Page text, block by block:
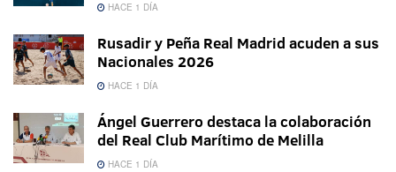
HACE 1 DÍA
Rusadir y Peña Real Madrid acuden a sus
Nacionales 2026
HACE 1 DÍA
Ángel Guerrero destaca la colaboración
del Real Club Marítimo de Melilla
HACE 1 DÍA